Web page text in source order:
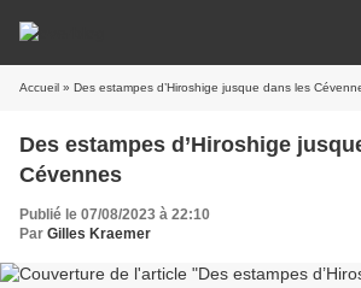
Accueil » Des estampes d’Hiroshige jusque dans les
Des estampes d’Hiroshige
Cévennes
Publié le 07/08/2023 à 22:10
Par Gilles Kraemer